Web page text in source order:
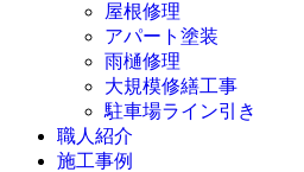
屋根修理
アパート塗装
雨樋修理
大規模修繕工事
駐車場ライン引き
職人紹介
施工事例